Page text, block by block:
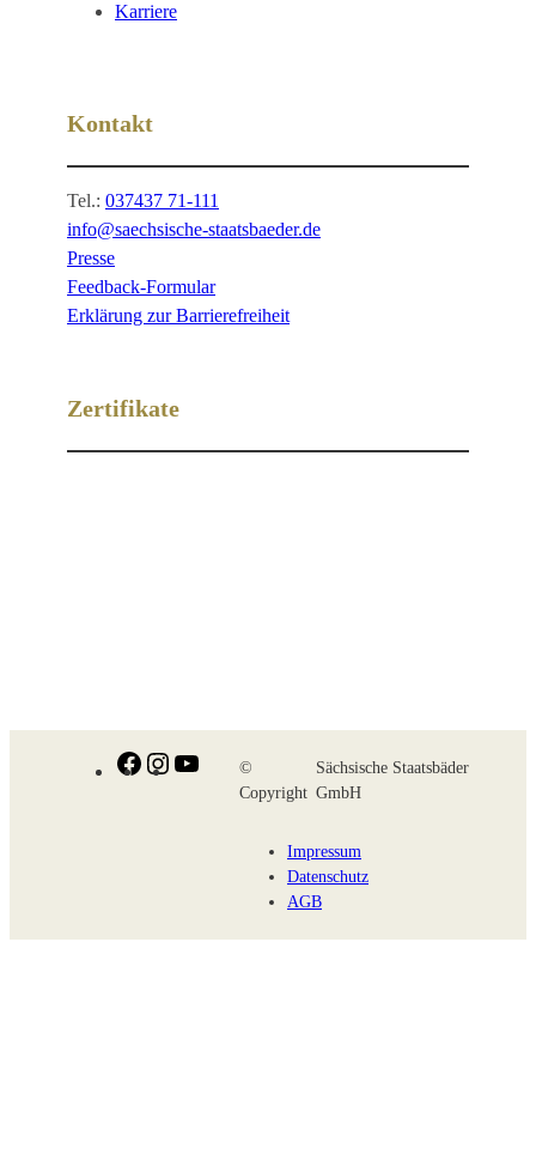
Karriere
Kontakt
Tel.: 037437 71-111
info@saechsische-staatsbaeder.de
Presse
Feedback-Formular
Erklärung zur Barrierefreiheit
Zertifikate
FacebookInstagram
YouTube
©
Copyright
Sächsische Staatsbäder
GmbH
Impressum
Datenschutz
AGB